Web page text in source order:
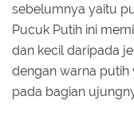
sebelumnya yaitu
Pucuk Putih ini
dan kecil daripada
dengan warna
pada bagian